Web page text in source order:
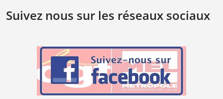
Suivez nous sur les réseaux sociaux